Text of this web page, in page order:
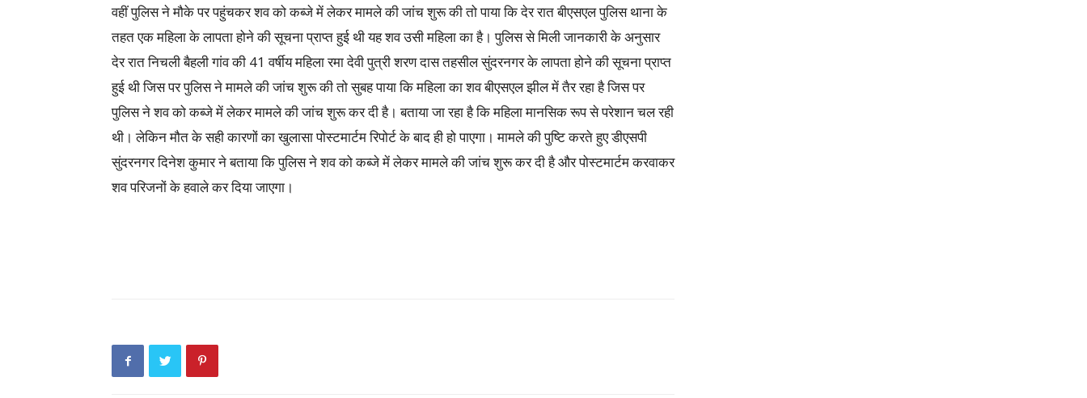
वहीं पुलिस ने मौके पर पहुंचकर शव को कब्जे में लेकर मामले की जांच शुरू की तो पाया कि देर रात बीएसएल पुलिस थाना के
तहत एक महिला के लापता होने की सूचना प्राप्त हुई थी यह शव उसी महिला का है। पुलिस से मिली जानकारी के अनुसार
देर रात निचली बैहली गांव की 41 वर्षीय महिला रमा देवी पुत्री शरण दास तहसील सुंदरनगर के लापता होने की सूचना प्राप्त
हुई थी जिस पर पुलिस ने मामले की जांच शुरू की तो सुबह पाया कि महिला का शव बीएसएल झील में तैर रहा है जिस पर
पुलिस ने शव को कब्जे में लेकर मामले की जांच शुरू कर दी है। बताया जा रहा है कि महिला मानसिक रूप से परेशान चल रही
थी। लेकिन मौत के सही कारणों का खुलासा पोस्टमार्टम रिपोर्ट के बाद ही हो पाएगा। मामले की पुष्टि करते हुए डीएसपी
सुंदरनगर दिनेश कुमार ने बताया कि पुलिस ने शव को कब्जे में लेकर मामले की जांच शुरू कर दी है और पोस्टमार्टम करवाकर
शव परिजनों के हवाले कर दिया जाएगा।